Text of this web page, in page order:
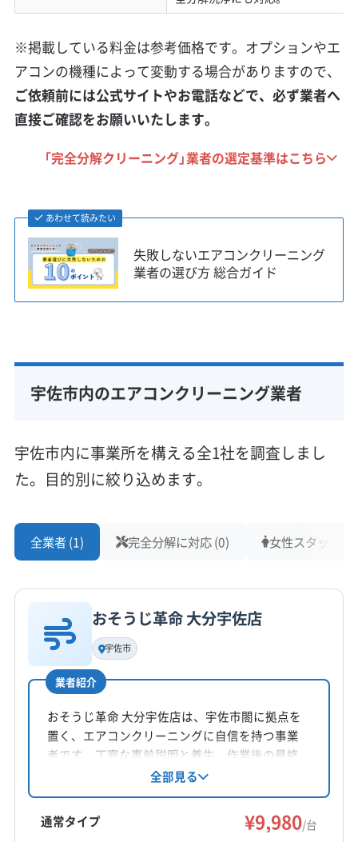
※掲載している料金は参考価格です。オプションやエ
アコンの機種によって変動する場合がありますので、
ご依頼前には公式サイトやお電話などで、必ず業者へ
直接ご確認をお願いいたします。
「完全分解クリーニング」業者の選定基準はこちら
あわせて読みたい
失敗しないエアコンクリーニング
業者の選び方 総合ガイド
宇佐市内のエアコンクリーニング業者
宇佐市内に事業所を構える全1社を調査しまし
た。目的別に絞り込めます。
全業者 (1) 完全分解に対応 (0) 女性スタッフ在
おそうじ革命 大分宇佐店
宇佐市
業者紹介
おそうじ革命 大分宇佐店は、宇佐市閤に拠点を
置く、エアコンクリーニングに自信を持つ事業
者です。丁寧な事前説明と養生、作業後の最終
確認を徹底し、顧客満足度を重視。防カビ・抗
菌コーティングにも対応しています。9時～20時
まで不定休で営業し、大分県宇佐市を中心に福
岡県の一部エリアにも対応しています。
全部見る
通常タイプ ¥9,980/台